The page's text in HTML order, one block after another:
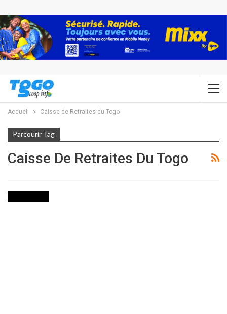
Accueil Caisse de Retraites du Togo
Parcourir Tag
Caisse De Retraites Du Togo